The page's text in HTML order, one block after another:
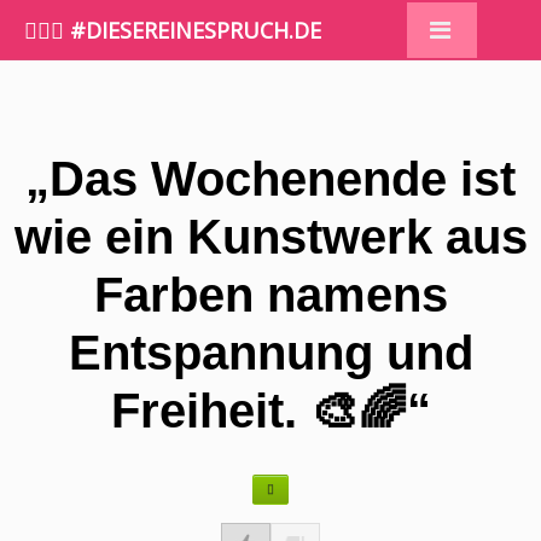
🤷🏼‍♀️ #DIESEREINESPRUCH.DE
„Das Wochenende ist
wie ein Kunstwerk aus
Farben namens
Entspannung und
Freiheit. 🎨🌈“